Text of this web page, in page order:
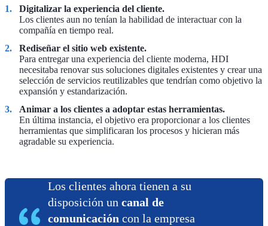
Digitalizar la experiencia del cliente.
Los clientes aun no tenían la habilidad de interactuar con la
compañía en tiempo real.
Rediseñar el sitio web existente.
Para entregar una experiencia del cliente moderna, HDI
necesitaba renovar sus soluciones digitales existentes y crear una
selección de servicios reutilizables que tendrían como objetivo la
expansión y estandarización.
Animar a los clientes a adoptar estas herramientas.
En última instancia, el objetivo era proporcionar a los clientes
herramientas que simplificaran los procesos y hicieran más
agradable su experiencia.
Los clientes ahora tienen a su
disposición un canal de
comunicación con la empresa